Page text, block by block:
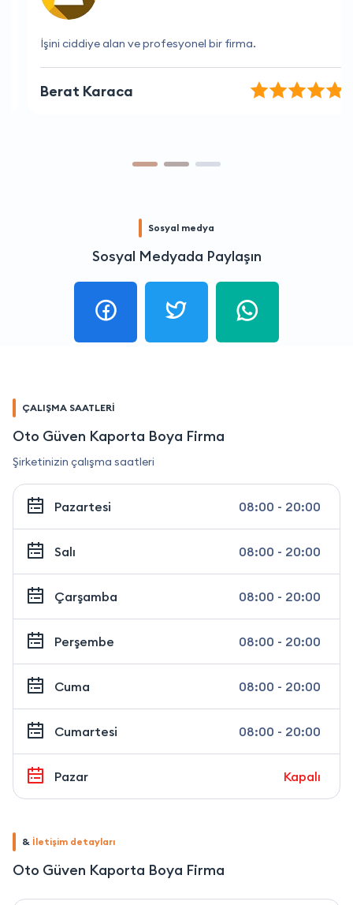
İşini ciddiye alan ve profesyonel bir firma.
Berat Karaca
Sosyal medya
Sosyal Medyada Paylaşın
ÇALIŞMA SAATLERİ
Oto Güven Kaporta Boya Firma
Şirketinizin çalışma saatleri
Pazartesi 08:00 - 20:00
Salı 08:00 - 20:00
Çarşamba 08:00 - 20:00
Perşembe 08:00 - 20:00
Cuma 08:00 - 20:00
Cumartesi 08:00 - 20:00
Pazar Kapalı
& İletişim detayları
Oto Güven Kaporta Boya Firma